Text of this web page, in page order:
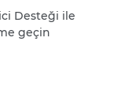
Desteği ile
geçin